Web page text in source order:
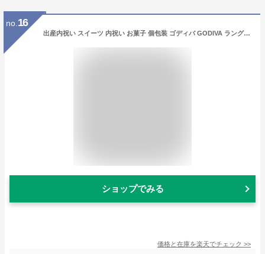
no. 16
出産内祝い スイーツ 内祝い お菓子 個包装 ゴディバ GODIVA ラングドシャクッキーアソートメント 41枚入 205236 お返し ブランド 結婚内祝い 結婚祝い 写真入り メッセージカード無料 贈答品 お中元 夏ギフト 御中元 gws
ショップでみる
価格と在庫を楽天でチェック >>